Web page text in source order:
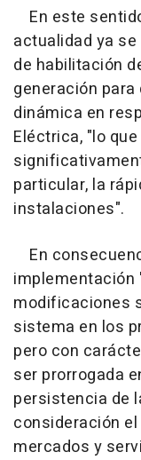
En este
actualidad ya
de habilitación
generación
dinámica en
Eléctrica, "lo
particular, la
instalaciones".
En
implementación
modificaciones
sistema en los
pero con
ser prorrogada
persistencia de
consideración
mercados y